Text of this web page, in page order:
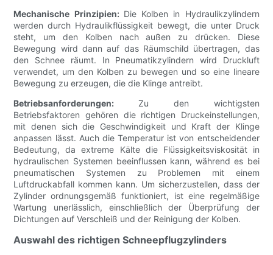
Mechanische Prinzipien: Die Kolben in Hydraulikzylindern
werden durch Hydraulikflüssigkeit bewegt, die unter Druck
steht, um den Kolben nach außen zu drücken. Diese
Bewegung wird dann auf das Räumschild übertragen, das
den Schnee räumt. In Pneumatikzylindern wird Druckluft
verwendet, um den Kolben zu bewegen und so eine lineare
Bewegung zu erzeugen, die die Klinge antreibt.
Betriebsanforderungen:Zu den wichtigsten
Betriebsfaktoren gehören die richtigen Druckeinstellungen,
mit denen sich die Geschwindigkeit und Kraft der Klinge
anpassen lässt. Auch die Temperatur ist von entscheidender
Bedeutung, da extreme Kälte die Flüssigkeitsviskosität in
hydraulischen Systemen beeinflussen kann, während es bei
pneumatischen Systemen zu Problemen mit einem
Luftdruckabfall kommen kann. Um sicherzustellen, dass der
Zylinder ordnungsgemäß funktioniert, ist eine regelmäßige
Wartung unerlässlich, einschließlich der Überprüfung der
Dichtungen auf Verschleiß und der Reinigung der Kolben.
Auswahl des richtigen Schneepflugzylinders